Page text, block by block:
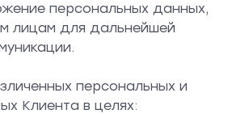
персональных данных,
лицам для дальнейшей
персональных и
Клиента в целях: